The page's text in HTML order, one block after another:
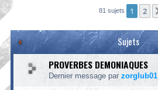
81 sujets 1 2
Sujets
PROVERBES DEMONIAQUES
Dernier message par zorglub01